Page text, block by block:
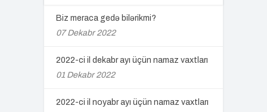
Biz meraca gedə bilərikmi?
07 Dekabr 2022
2022-ci il dekabr ayı üçün namaz vaxtları
01 Dekabr 2022
2022-ci il noyabr ayı üçün namaz vaxtları